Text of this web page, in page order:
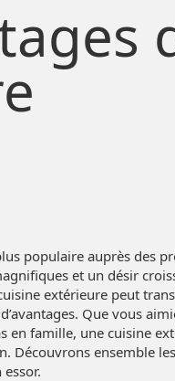
populaire auprès des
et un désir
extérieure peut
Que vous
en famille, une cuisine
Découvrons ensemble